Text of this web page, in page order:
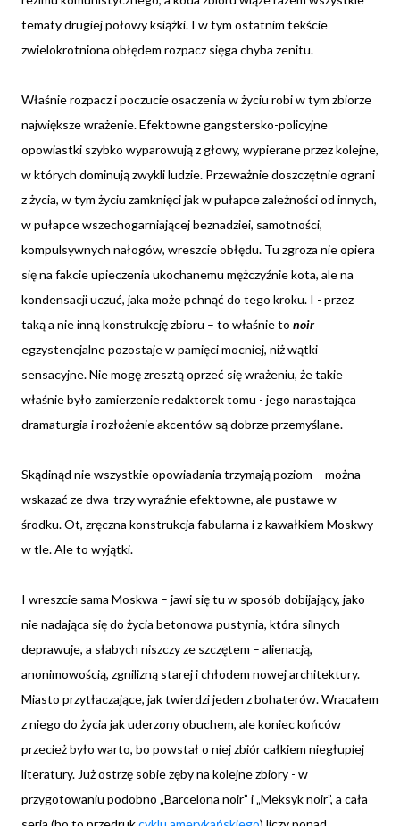
tematy drugiej połowy książki. I w tym ostatnim tekście
zwielokrotniona obłędem rozpacz sięga chyba zenitu.
Właśnie rozpacz i poczucie osaczenia w życiu robi w tym zbiorze
największe wrażenie. Efektowne gangstersko-policyjne
opowiastki szybko wyparowują z głowy, wypierane przez kolejne,
w których dominują zwykli ludzie. Przeważnie doszczętnie ograni
z życia, w tym życiu zamknięci jak w pułapce zależności od innych,
w pułapce wszechogarniającej beznadziei, samotności,
kompulsywnych nałogów, wreszcie obłędu. Tu zgroza nie opiera
się na fakcie upieczenia ukochanemu mężczyźnie kota, ale na
kondensacji uczuć, jaka może pchnąć do tego kroku. I - przez
taką a nie inną konstrukcję zbioru – to właśnie to noir
egzystencjalne pozostaje w pamięci mocniej, niż wątki
sensacyjne. Nie mogę zresztą oprzeć się wrażeniu, że takie
właśnie było zamierzenie redaktorek tomu - jego narastająca
dramaturgia i rozłożenie akcentów są dobrze przemyślane.
Skądinąd nie wszystkie opowiadania trzymają poziom – można
wskazać ze dwa-trzy wyraźnie efektowne, ale pustawe w
środku. Ot, zręczna konstrukcja fabularna i z kawałkiem Moskwy
w tle. Ale to wyjątki.
I wreszcie sama Moskwa – jawi się tu w sposób dobijający, jako
nie nadająca się do życia betonowa pustynia, która silnych
deprawuje, a słabych niszczy ze szczętem – alienacją,
anonimowością, zgnilizną starej i chłodem nowej architektury.
Miasto przytłaczające, jak twierdzi jeden z bohaterów. Wracałem
z niego do życia jak uderzony obuchem, ale koniec końców
przecież było warto, bo powstał o niej zbiór całkiem niegłupiej
literatury. Już ostrzę sobie zęby na kolejne zbiory - w
przygotowaniu podobno „Barcelona noir” i „Meksyk noir”, a cała